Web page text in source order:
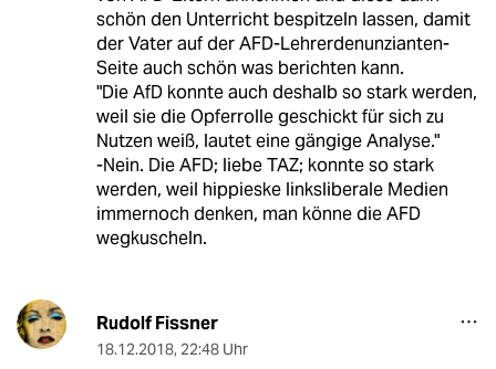
schön den Unterricht bespitzeln lassen, damit
der Vater auf der AFD-Lehrerdenunzianten-
Seite auch schön was berichten kann.
"Die AfD konnte auch deshalb so stark werden,
weil sie die Opferrolle geschickt für sich zu
Nutzen weiß, lautet eine gängige Analyse."
-Nein. Die AFD; liebe TAZ; konnte so stark
werden, weil hippieske linksliberale Medien
immernoch denken, man könne die AFD
wegkuscheln.
Rudolf Fissner
18.12.2018, 22:48 Uhr